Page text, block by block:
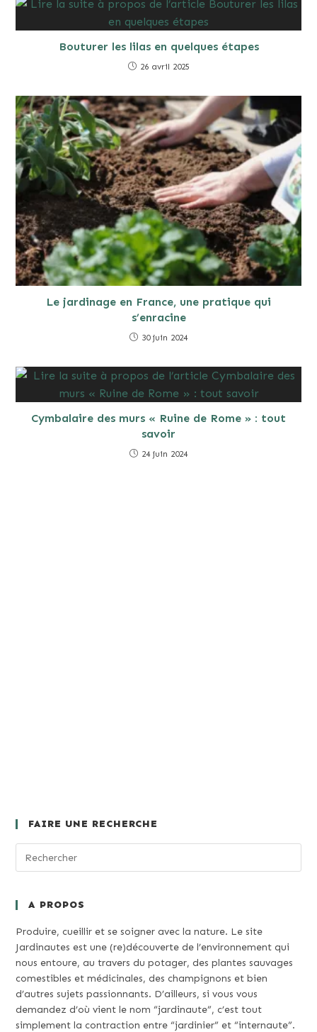
Bouturer les lilas en quelques étapes
26 avril 2025
Le jardinage en France, une pratique qui
s’enracine
30 juin 2024
Cymbalaire des murs « Ruine de Rome » : tout
savoir
24 juin 2024
FAIRE UNE RECHERCHE
A PROPOS
Produire, cueillir et se soigner avec la nature. Le site
Jardinautes est une (re)découverte de l’environnement qui
nous entoure, au travers du potager, des plantes sauvages
comestibles et médicinales, des champignons et bien
d’autres sujets passionnants. D’ailleurs, si vous vous
demandez d’où vient le nom “jardinaute”, c’est tout
simplement la contraction entre “jardinier” et “internaute”.